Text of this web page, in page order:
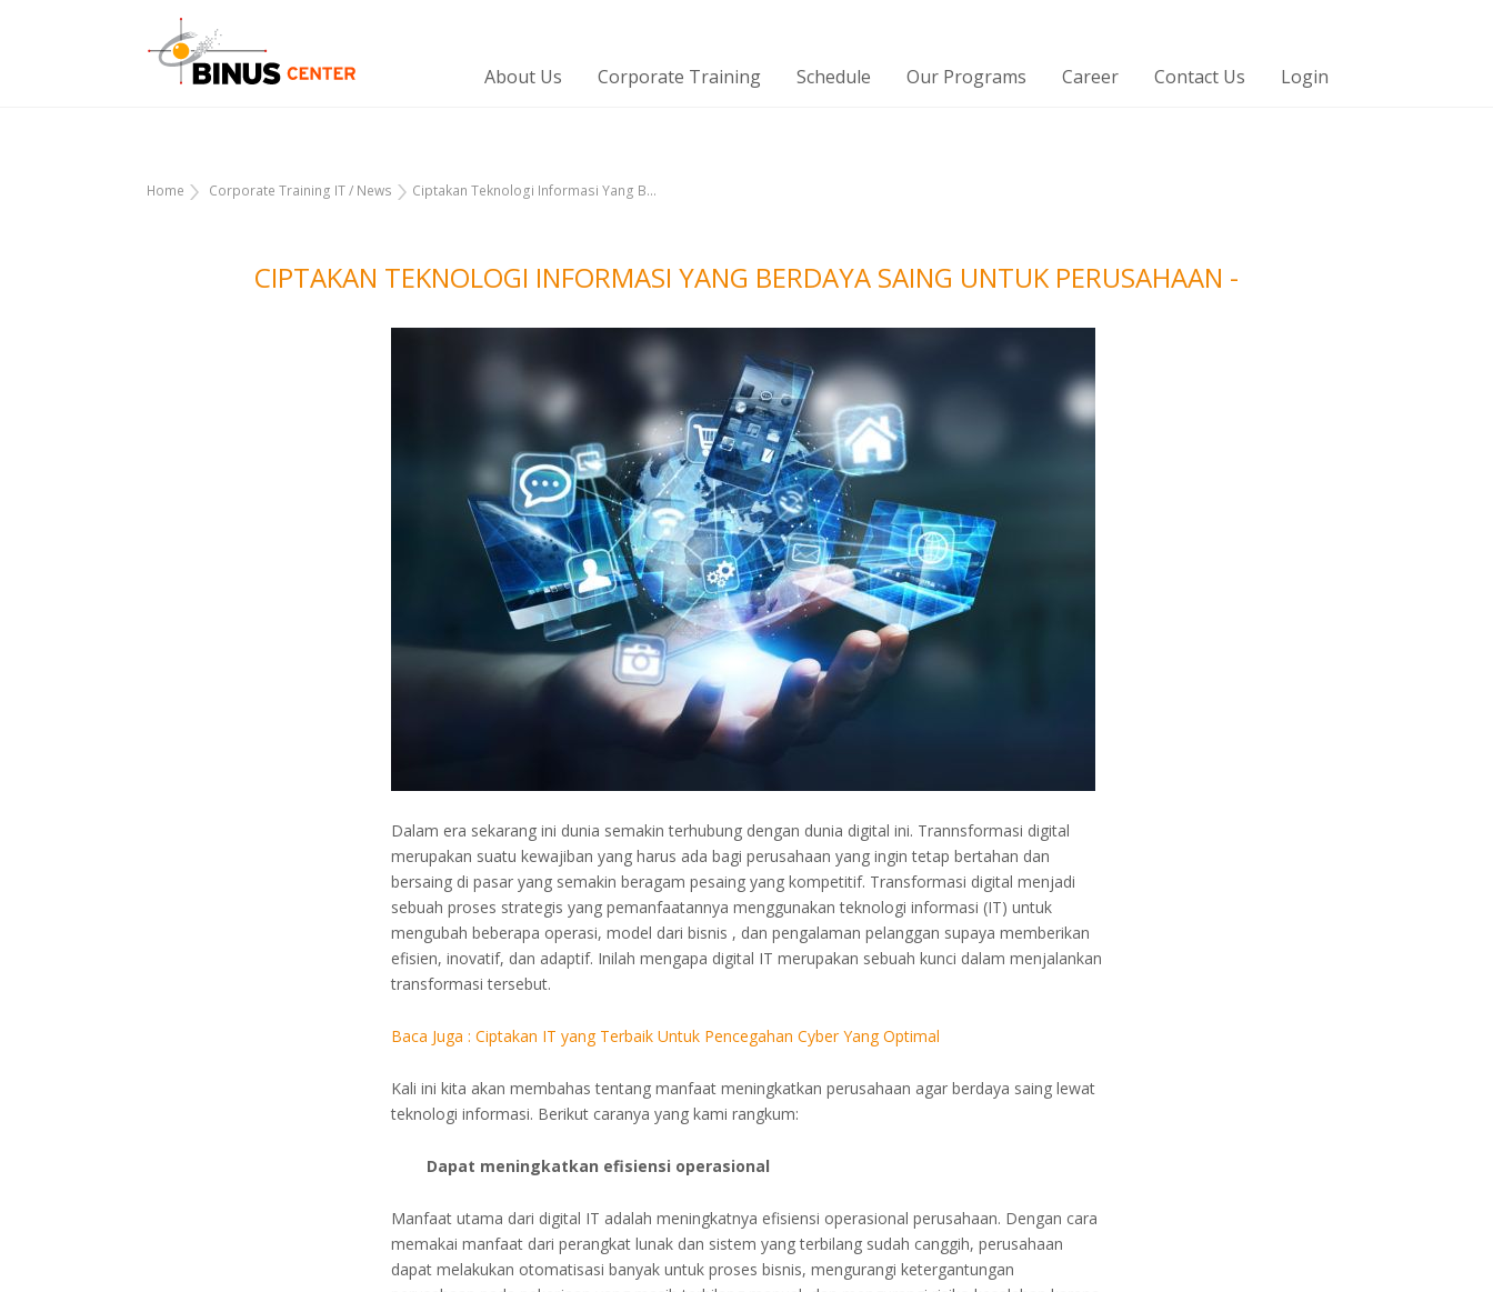
About Us Corporate Training Schedule Our Programs Career Contact Us Login
Home Corporate Training IT/ News Ciptakan Teknologi Informasi Yang B...
CIPTAKAN TEKNOLOGI INFORMASI YANG BERDAYA SAING UNTUK PERUSAHAAN -
Dalam era sekarang ini dunia semakin terhubung dengan dunia digital ini. Trannsformasi digital
merupakan suatu kewajiban yang harus ada bagi perusahaan yang ingin tetap bertahan dan
bersaing di pasar yang semakin beragam pesaing yang kompetitif. Transformasi digital menjadi
sebuah proses strategis yang pemanfaatannya menggunakan teknologi informasi (IT) untuk
mengubah beberapa operasi, model dari bisnis , dan pengalaman pelanggan supaya memberikan
efisien, inovatif, dan adaptif. Inilah mengapa digital IT merupakan sebuah kunci dalam menjalankan
transformasi tersebut.
Baca Juga : Ciptakan IT yang Terbaik Untuk Pencegahan Cyber Yang Optimal
Kali ini kita akan membahas tentang manfaat meningkatkan perusahaan agar berdaya saing lewat
teknologi informasi. Berikut caranya yang kami rangkum:
Dapat meningkatkan efisiensi operasional
Manfaat utama dari digital IT adalah meningkatnya efisiensi operasional perusahaan. Dengan cara
memakai manfaat dari perangkat lunak dan sistem yang terbilang sudah canggih, perusahaan
dapat melakukan otomatisasi banyak untuk proses bisnis, mengurangi ketergantungan